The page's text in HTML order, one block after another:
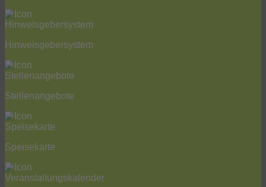
Hinweisgebersystem
Stellenangebote
Speisekarte